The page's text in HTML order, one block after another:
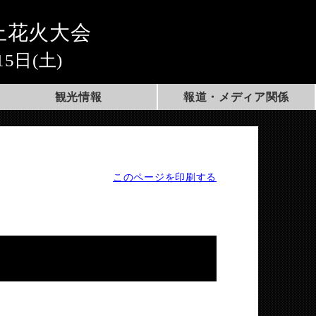
花火大会
日(土)
観光情報 報道・メディア関係
このページを印刷する